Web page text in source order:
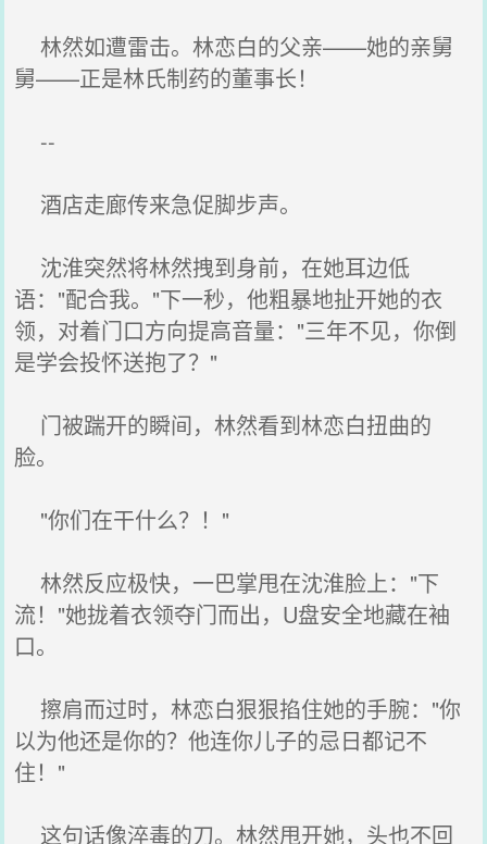
林然如遭雷击。林恋白的父亲——她的亲舅
舅——正是林氏制药的董事长！
--
酒店走廊传来急促脚步声。
沈淮突然将林然拽到身前，在她耳边低
语："配合我。"下一秒，他粗暴地扯开她的衣
领，对着门口方向提高音量："三年不见，你倒
是学会投怀送抱了？"
门被踹开的瞬间，林然看到林恋白扭曲的
脸。
"你们在干什么？！"
林然反应极快，一巴掌甩在沈淮脸上："下
流！"她拢着衣领夺门而出，U盘安全地藏在袖
口。
擦肩而过时，林恋白狠狠掐住她的手腕："你
以为他还是你的？他连你儿子的忌日都记不
住！"
这句话像淬毒的刀。林然甩开她，头也不回